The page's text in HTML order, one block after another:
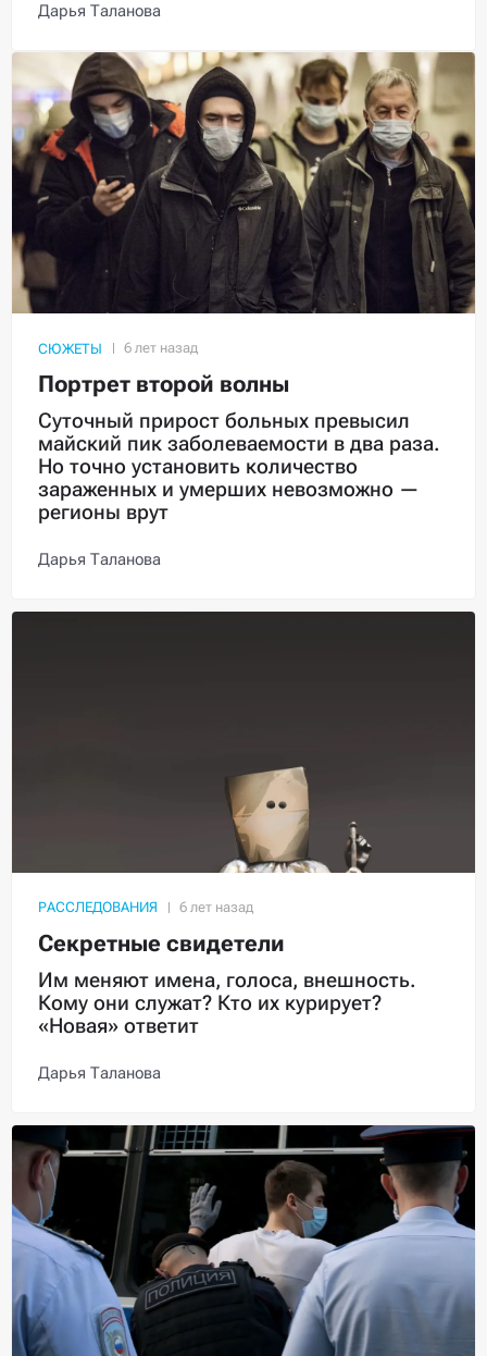
Дарья Таланова
СЮЖЕТЫ
Портрет второй волны
Суточный прирост больных превысил
майский пик заболеваемости в два раза.
Но точно установить количество
зараженных и умерших невозможно —
регионы врут
Дарья Таланова
РАССЛЕДОВАНИЯ
Секретные свидетели
Им меняют имена, голоса, внешность.
Кому они служат? Кто их курирует?
«Новая» ответит
Дарья Таланова